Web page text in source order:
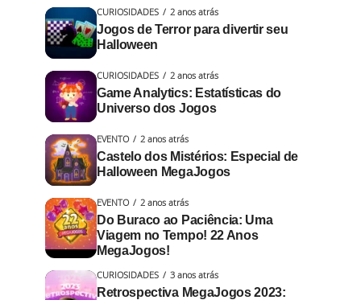
CURIOSIDADES 2 anos atrás
Jogos de Terror para divertir seu
Halloween
CURIOSIDADES 2 anos atrás
Game Analytics: Estatísticas do
Universo dos Jogos
EVENTO 2 anos atrás
Castelo dos Mistérios: Especial de
Halloween MegaJogos
EVENTO 2 anos atrás
Do Buraco ao Paciência: Uma
Viagem no Tempo! 22 Anos
MegaJogos!
CURIOSIDADES 3 anos atrás
Retrospectiva MegaJogos 2023: